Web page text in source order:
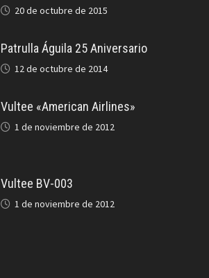
20 de octubre de 2015
Patrulla Águila 25 Aniversario
12 de octubre de 2014
Vultee «American Airlines»
1 de noviembre de 2012
Vultee BV-003
1 de noviembre de 2012